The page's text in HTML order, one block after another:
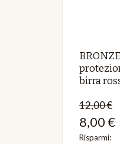
birra
12,00 €
8,00 €
Risparmi: